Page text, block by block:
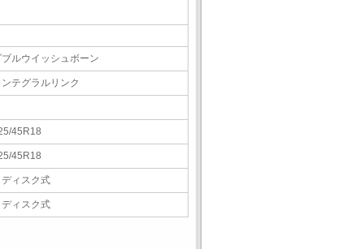
ブルウイッシュボーン
ンテグラルリンク
45R18
45R18
ディスク式
ディスク式